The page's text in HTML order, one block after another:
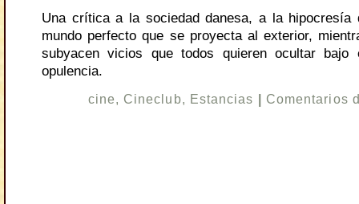
Una crítica a la sociedad danesa, a la
mundo perfecto que se proyecta al exterior,
subyacen vicios que todos quieren ocultar
opulencia.
cine, Cineclub, Estancias Comentarios